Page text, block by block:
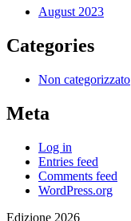
August 2023
Categories
Non categorizzato
Meta
Log in
Entries feed
Comments feed
WordPress.org
Edizione 2026